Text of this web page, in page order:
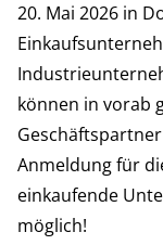
20. Mai 2026 in
können in vorab
Anmeldung für
einkaufende
möglich!